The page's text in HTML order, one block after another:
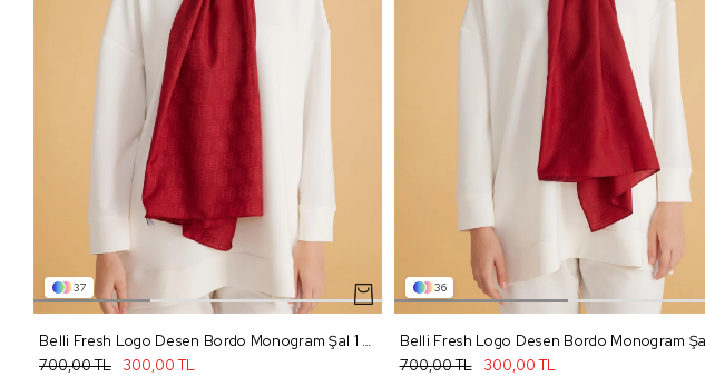
37
Belli Fresh Logo Desen Bordo Monogram Şal 1 - 800
300,00 TL
700,00 TL
36
300,00 TL
700,00 TL